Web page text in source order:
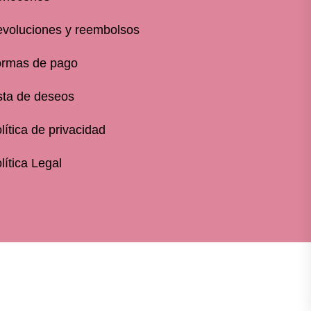
y reembolsos
de pago
de deseos
de privacidad
Legal